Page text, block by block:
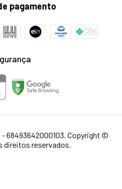
pagamento
68493642000103. Copyright ©
direitos reservados.